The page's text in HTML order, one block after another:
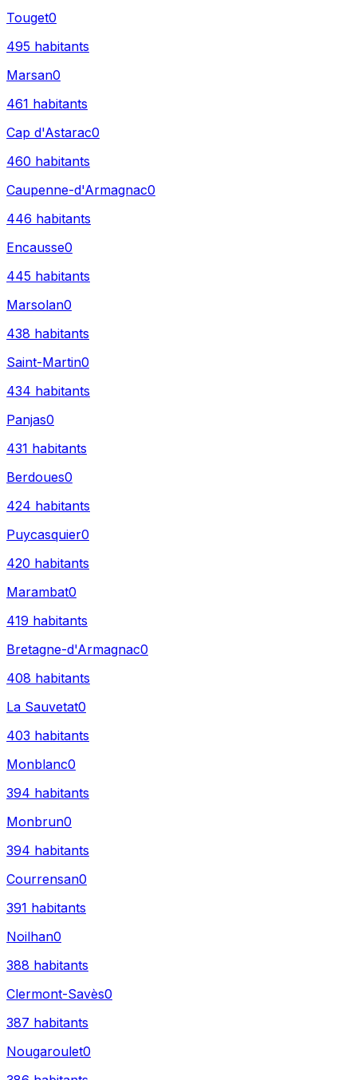
Touget0
495 habitants
Marsan0
461 habitants
Cap d'Astarac0
460 habitants
Caupenne-d'Armagnac0
446 habitants
Encausse0
445 habitants
Marsolan0
438 habitants
Saint-Martin0
434 habitants
Panjas0
431 habitants
Berdoues0
424 habitants
Puycasquier0
420 habitants
Marambat0
419 habitants
Bretagne-d'Armagnac0
408 habitants
La Sauvetat0
403 habitants
Monblanc0
394 habitants
Monbrun0
394 habitants
Courrensan0
391 habitants
Noilhan0
388 habitants
Clermont-Savès0
387 habitants
Nougaroulet0